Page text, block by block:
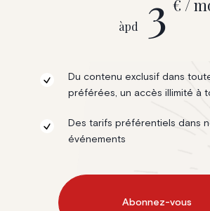
àpd 3 € /
Du contenu exclusif dans
préférées, un accès illimité à
Des tarifs préférentiels dans
événements
Abonnez-vous